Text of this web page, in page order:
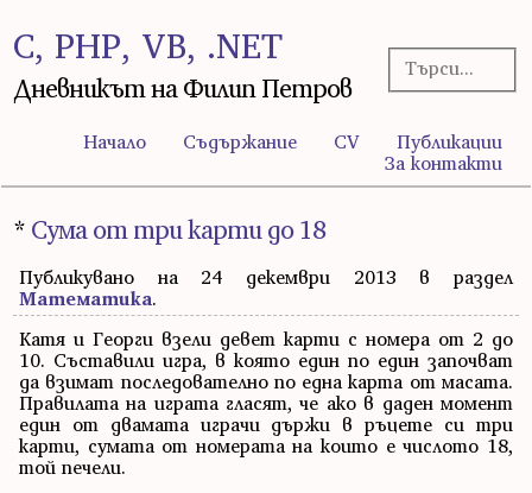
C, PHP, VB, .NET
Дневникът на Филип Петров
Начало Съдържание CV
Публикации
За контакти
* Сума от три карти до 18
Публикувано на 24 декември 2013 в раздел
Математика.
Катя и Георги взели девет карти с номера от 2 до
10. Съставили игра, в която един по един започват
да взимат последователно по една карта от масата.
Правилата на играта гласят, че ако в даден момент
един от двамата играчи държи в ръцете си три
карти, сумата от номерата на които е числото 18,
той печели.